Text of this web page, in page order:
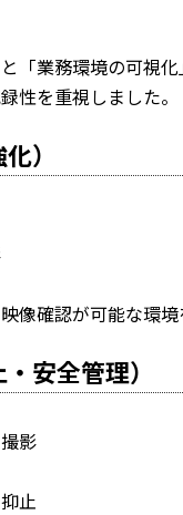
「業務環境の可視化
性を重視しました。
）
像確認が可能な環境
安全管理）
影
止